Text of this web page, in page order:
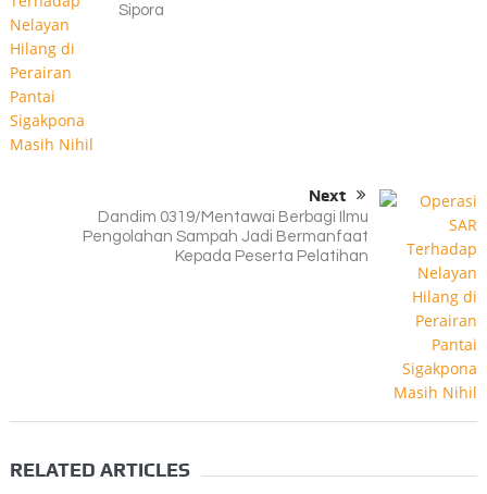
Sipora
Next
Dandim 0319/Mentawai Berbagi Ilmu
Pengolahan Sampah Jadi Bermanfaat
Kepada Peserta Pelatihan
RELATED ARTICLES